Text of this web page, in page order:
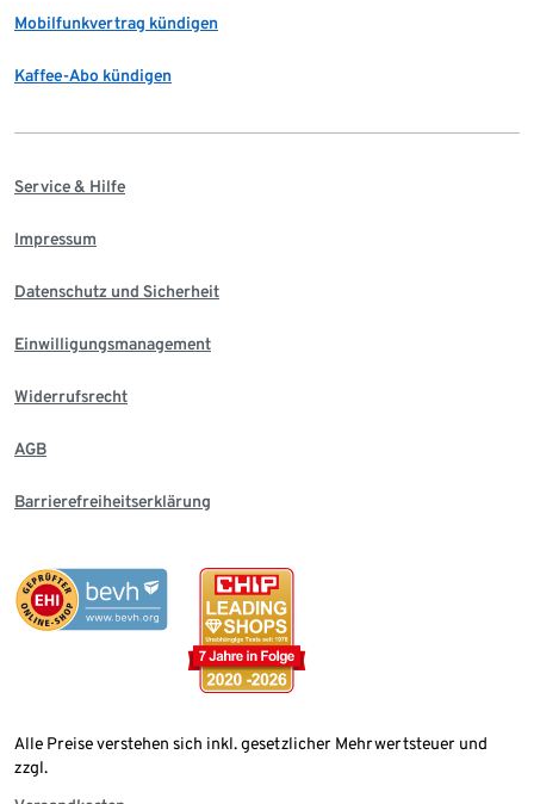
Mobilfunkvertrag kündigen
Kaffee-Abo kündigen
Service & Hilfe
Impressum
Datenschutz und Sicherheit
Einwilligungsmanagement
Widerrufsrecht
AGB
Barrierefreiheitserklärung
Alle Preise verstehen sich inkl. gesetzlicher Mehrwertsteuer und
zzgl.